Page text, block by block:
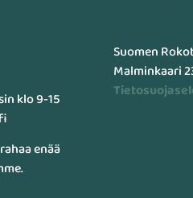
klo 9-15
enää
Suomen
Malminkaari